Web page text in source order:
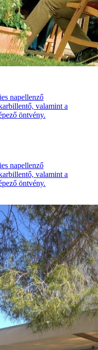
napellenző
valamint a
öntvény.
napellenző
valamint a
öntvény.